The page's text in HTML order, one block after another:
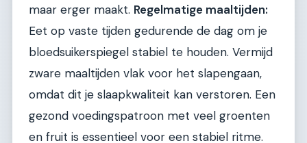
maar erger maakt. Regelmatige maaltijden:
Eet op vaste tijden gedurende de dag om je
bloedsuikerspiegel stabiel te houden. Vermijd
zware maaltijden vlak voor het slapengaan,
omdat dit je slaapkwaliteit kan verstoren. Een
gezond voedingspatroon met veel groenten
en fruit is essentieel voor een stabiel ritme.